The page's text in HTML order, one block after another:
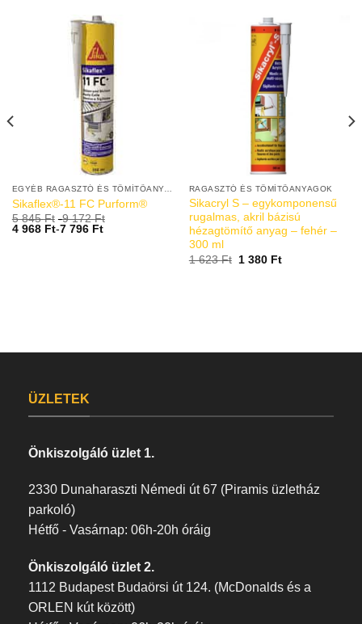
EGYÉB RAGASZTÓ ÉS TÖMÍTŐANYAGOK
Sikaflex®-11 FC Purform®
5 845Ft -9 172Ft
4 968 Ft-7 796 Ft
RAGASZTÓ ÉS TÖMÍTŐANYAGOK
Sikacryl S – egykomponensű
rugalmas, akril bázisú
hézagtömítő anyag – fehér –
300 ml
1 623Ft 1 380 Ft
ÜZLETEK
Önkiszolgáló üzlet 1.
2330 Dunaharaszti Némedi út 67 (Piramis üzletház
parkoló)
Hétfő - Vasárnap: 06h-20h óráig
Önkiszolgáló üzlet 2.
1112 Budapest Budaörsi út 124. (McDonalds és a
ORLEN kút között)